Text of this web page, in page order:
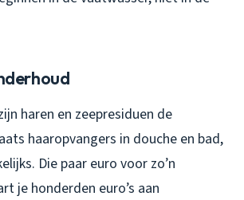
haren en zeepresiduen de
haaropvangers in douche en bad,
Die paar euro voor zo’n
je honderden euro’s aan